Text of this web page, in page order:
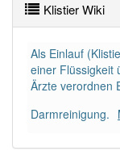
PowerIndex:3
Häufigkeit: 2
Wörter mit
Klistier Wiki
Als Einlauf
einer Flüssigkeit
Ärzte verordnen
Darmreinigung.